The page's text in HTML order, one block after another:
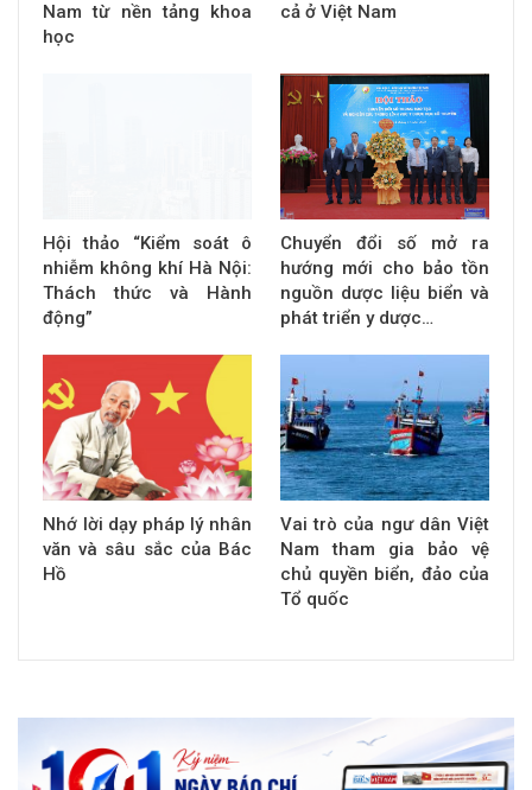
Nam từ nền tảng khoa
học
cả ở Việt Nam
Hội thảo “Kiểm soát ô
nhiễm không khí Hà Nội:
Thách thức và Hành
động”
Chuyển đổi số mở ra
hướng mới cho bảo tồn
nguồn dược liệu biển và
phát triển y dược…
Nhớ lời dạy pháp lý nhân
văn và sâu sắc của Bác
Hồ
Vai trò của ngư dân Việt
Nam tham gia bảo vệ
chủ quyền biển, đảo của
Tổ quốc